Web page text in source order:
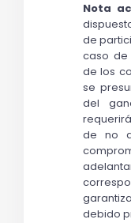
Nota
de
caso de
de los
se
del
de no
debido